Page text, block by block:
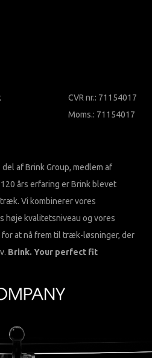
CVR nr.: 71154017
Moms.: 71154017
af Brink Group, medlem af
års erfaring er Brink blevet
Vi kombinerer vores
høje kvalitetsniveau og vores
at nå frem til træk-løsninger, der
Brink. Your perfect fit